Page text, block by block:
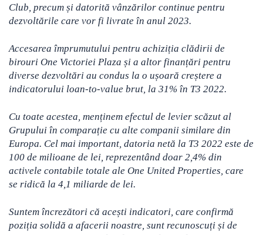
Club, precum și datorită vânzărilor continue pentru
dezvoltările care vor fi livrate în anul 2023.
Accesarea împrumutului pentru achiziția clădirii de
birouri One Victoriei Plaza și a altor finanțări pentru
diverse dezvoltări au condus la o ușoară creștere a
indicatorului loan-to-value brut, la 31% în T3 2022.
Cu toate acestea, menținem efectul de levier scăzut al
Grupului în comparație cu alte companii similare din
Europa. Cel mai important, datoria netă la T3 2022 este de
100 de milioane de lei, reprezentând doar 2,4% din
activele contabile totale ale One United Properties, care
se ridică la 4,1 miliarde de lei.
Suntem încrezători că acești indicatori, care confirmă
poziția solidă a afacerii noastre, sunt recunoscuți și de